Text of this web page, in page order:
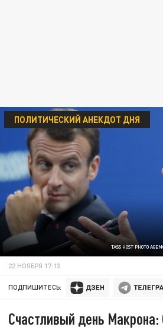
TASS HOST PHOTO
ПОЛИТИЧЕСКИЙ АНЕКДОТ ДНЯ
22 НОЯБРЯ 17:13
ПОДПИШИТЕСЬ:
Счастливый день